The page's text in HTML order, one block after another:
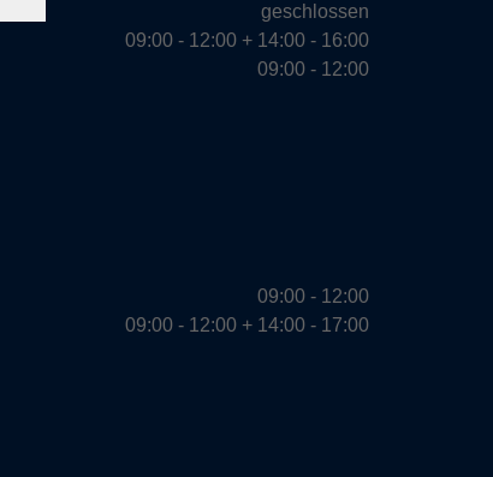
geschlossen
09:00 - 12:00 + 14:00 - 16:00
09:00 - 12:00
09:00 - 12:00
09:00 - 12:00 + 14:00 - 17:00